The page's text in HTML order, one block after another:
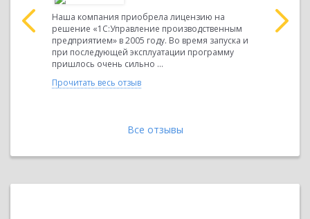
с 2008
Наша компания приобрела лицензию на
решение «1С:Управление производственным
предприятием» в 2005 году. Во время запуска и
при последующей эксплуатации программу
пришлось очень сильно ...
Прочитать весь отзыв
ООО
Все отзывы